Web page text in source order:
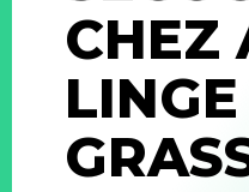
CHEZ